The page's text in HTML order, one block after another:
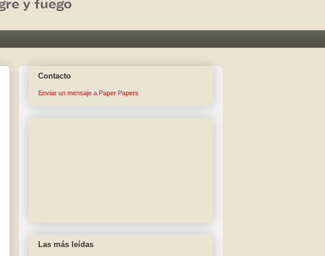
Contacto
Enviar un mensaje a Paper Papers
Las más leídas